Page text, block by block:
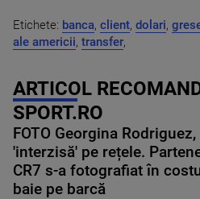
Etichete: banca, client, dolari,
ale americii, transfer,
ARTICOL
SPORT.RO
FOTO Georgina
'interzisă' pe rețele.
CR7 s-a fotografiat în
baie pe barcă